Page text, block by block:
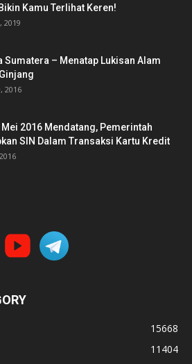
Kamu Terlihat Keren!
2019
Sumatera – Menatap Lukisan Alam
2016
2016 Mendatang, Pemerintah
SIN Dalam Transaksi Kartu Kredit
15668
11404